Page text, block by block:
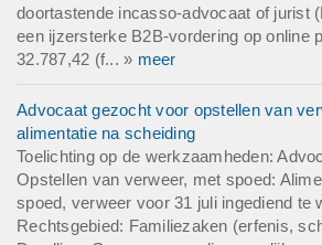
doortastende incasso-advocaat of jurist
een ijzersterke B2B-vordering op online
32.787,42 (f... » meer
Advocaat gezocht voor opstellen van
alimentatie na scheiding
Toelichting op de werkzaamheden:
Opstellen van verweer, met spoed:
spoed, verweer voor 31 juli ingediend te
Rechtsgebied: Familiezaken (erfenis,